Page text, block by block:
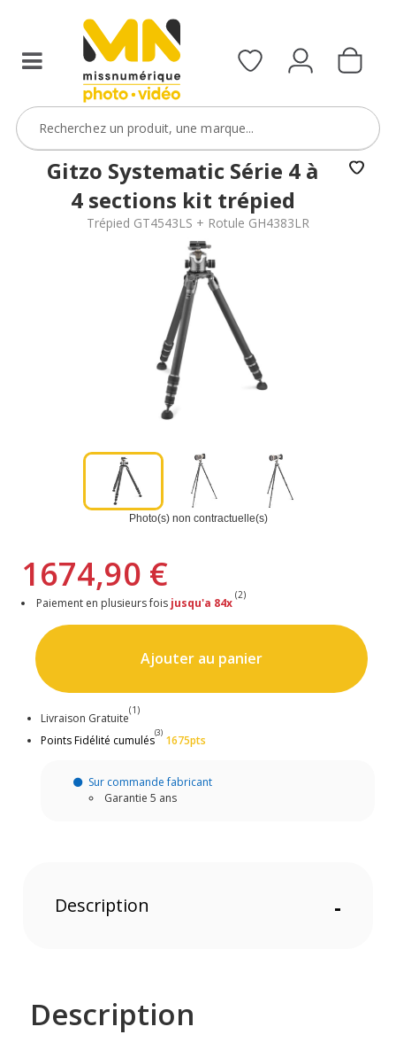
Gitzo Systematic Série 4 à
4 sections kit trépied
Trépied GT4543LS + Rotule GH4383LR
Photo(s) non contractuelle(s)
1674,90 €
Paiement en plusieurs fois jusqu'a 84x
(2)
Ajouter au panier
Livraison Gratuite
(1)
Points Fidélité cumulés
(3)
1675pts
Sur commande fabricant
Garantie 5 ans
Description -
Description